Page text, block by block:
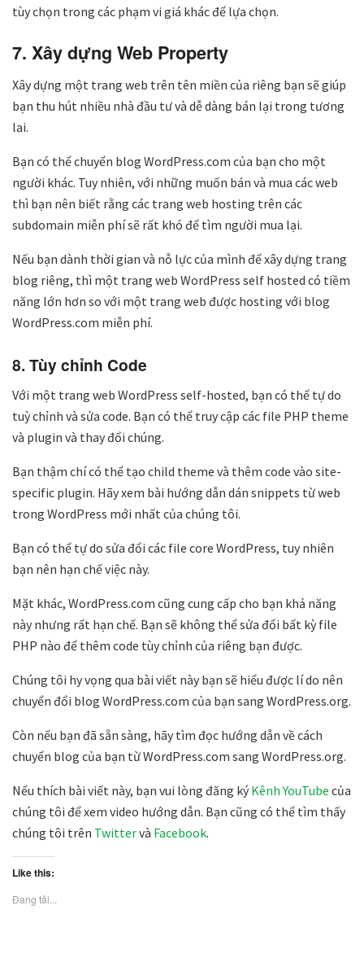
tùy chọn trong các phạm vi giá khác để lựa chọn.
7. Xây dựng Web Property
Xây dựng một trang web trên tên miền của riêng bạn sẽ giúp
bạn thu hút nhiều nhà đầu tư và dễ dàng bán lại trong tương
lai.
Bạn có thể chuyển blog WordPress.com của bạn cho một
người khác. Tuy nhiên, với những muốn bán và mua các web
thì bạn nên biết rằng các trang web hosting trên các
subdomain miễn phí sẽ rất khó để tìm người mua lại.
Nếu bạn dành thời gian và nỗ lực của mình để xây dựng trang
blog riêng, thì một trang web WordPress self hosted có tiềm
năng lớn hơn so với một trang web được hosting với blog
WordPress.com miễn phí.
8. Tùy chỉnh Code
Với một trang web WordPress self-hosted, bạn có thể tự do
tuỳ chỉnh và sửa code. Bạn có thể truy cập các file PHP theme
và plugin và thay đổi chúng.
Bạn thậm chí có thể tạo child theme và thêm code vào site-
specific plugin. Hãy xem bài hướng dẫn dán snippets từ web
trong WordPress mới nhất của chúng tôi.
Bạn có thể tự do sửa đổi các file core WordPress, tuy nhiên
bạn nên hạn chế việc này.
Mặt khác, WordPress.com cũng cung cấp cho bạn khả năng
này nhưng rất hạn chế. Bạn sẽ không thể sửa đổi bất kỳ file
PHP nào để thêm code tùy chỉnh của riêng bạn được.
Chúng tôi hy vọng qua bài viết này bạn sẽ hiểu được lí do nên
chuyển đổi blog WordPress.com của bạn sang WordPress.org.
Còn nếu bạn đã sẵn sàng, hãy tìm đọc hướng dẫn về cách
chuyển blog của bạn từ WordPress.com sang WordPress.org.
Nếu thích bài viết này, bạn vui lòng đăng ký Kênh YouTube của
chúng tôi để xem video hướng dẫn. Bạn cũng có thể tìm thấy
chúng tôi trên Twittervà Facebook.
Like this:
Đang tải...